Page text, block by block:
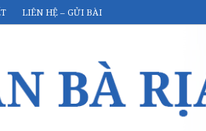
LIÊN HỆ – GỬI BÀI